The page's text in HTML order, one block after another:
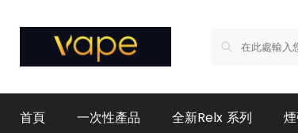
首頁 一次性產品 全新Relx 系列